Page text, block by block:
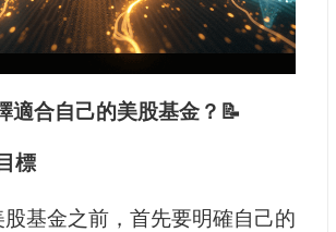
適合自己的美股基金？📝
標
基金之前，首先要明確自己的